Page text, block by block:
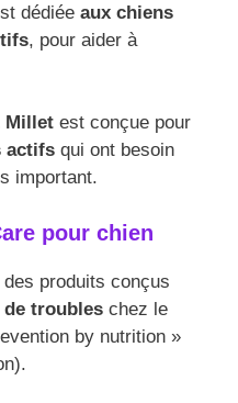
dédiée aux chiens
, pour aider à
Millet est conçue pour
actifs qui ont besoin
important.
pour chien
des produits conçus
de troubles chez le
by nutrition »